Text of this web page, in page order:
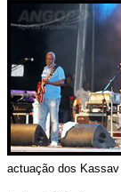
actuação dos Kassav